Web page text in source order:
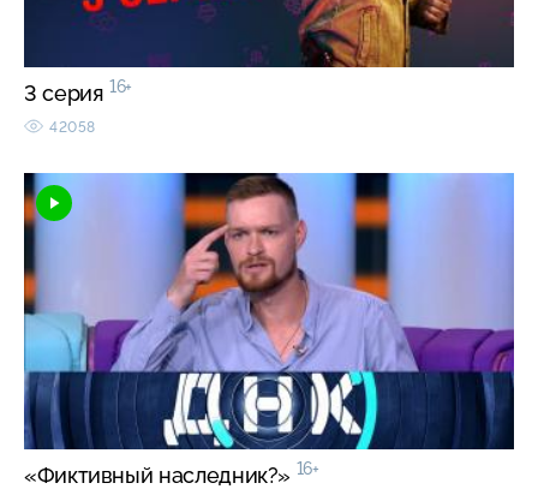
3 серия 16+
42058
«Фиктивный наследник?» 16+